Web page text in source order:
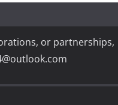
or partnerships,